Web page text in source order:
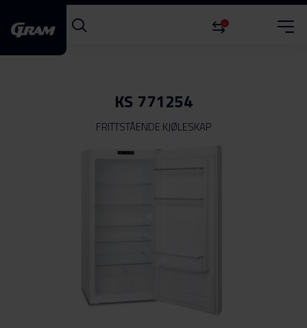
0
KS 771254
FRITTSTÅENDE KJØLESKAP